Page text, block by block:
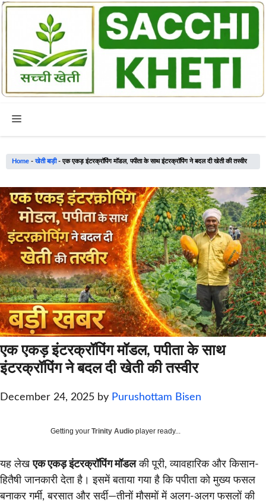
Skip
Menu
Home -खेती बाड़ी-एक एकड़ इंटरक्रॉपिंग मॉडल, पपीता के साथ इंटरक्रॉपिंग ने बदल दी खेती की तस्वीर
एक एकड़ इंटरक्रॉपिंग मॉडल, पपीता के साथ
इंटरक्रॉपिंग ने बदल दी खेती की तस्वीर
December 24, 2025 by Purushottam Bisen
Getting your Trinity Audio player ready...
यह लेखएक एकड़ इंटरक्रॉपिंग मॉडलकी पूरी, व्यावहारिक और किसान-
हितैषी जानकारी देता है। इसमें बताया गया है कि पपीता को मुख्य फसल
बनाकर गर्मी, बरसात और सर्दी—तीनों मौसमों में अलग-अलग फसलों की